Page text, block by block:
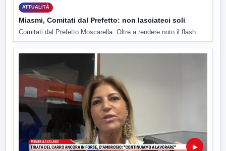
ATTUALITÀ
Miasmi, Comitati dal Prefetto: non lasciateci soli
Comitati dal Prefetto Moscarella. Oltre a rendere noto il flash...
▶